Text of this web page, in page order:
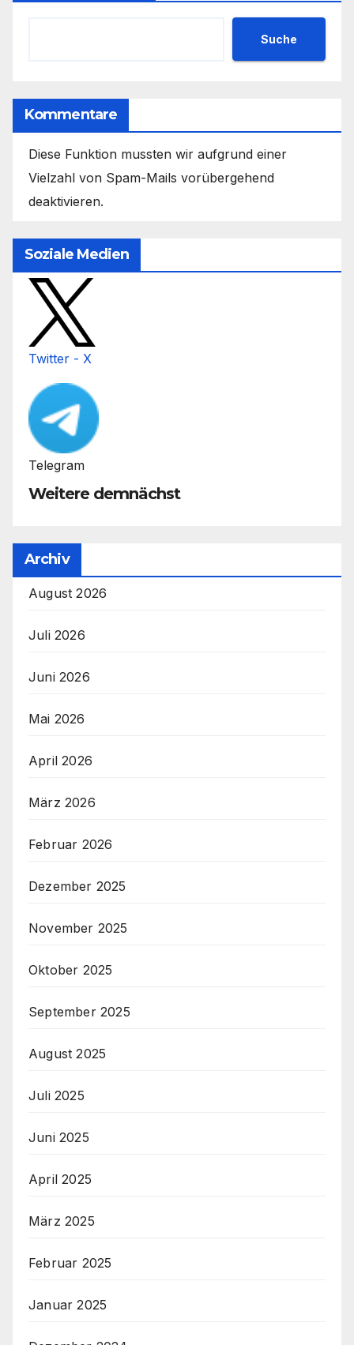
Suche
Kommentare
Diese Funktion mussten wir aufgrund einer
Vielzahl von Spam-Mails vorübergehend
deaktivieren.
Soziale Medien
Twitter - X
Telegram
Weitere demnächst
Archiv
August 2026
Juli 2026
Juni 2026
Mai 2026
April 2026
März 2026
Februar 2026
Dezember 2025
November 2025
Oktober 2025
September 2025
August 2025
Juli 2025
Juni 2025
April 2025
März 2025
Februar 2025
Januar 2025